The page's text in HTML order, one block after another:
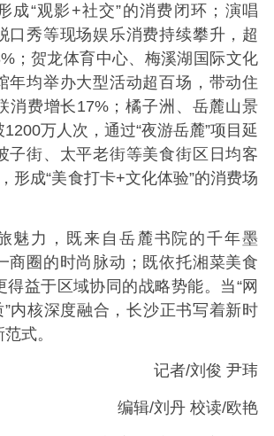
成“观影+社交”的消费闭环；演唱
口秀等现场娱乐消费持续攀升，超
；贺龙体育中心、梅溪湖国际文化
年均举办大型活动超百场，带动住
消费增长17%；橘子洲、岳麓山景
万人次，通过“夜游岳麓”项目延
子街、太平老街等美食街区日均客
形成“美食打卡+文化体验”的消费场
魅力，既来自岳麓书院的千年墨
商圈的时尚脉动；既依托湘菜美食
得益于区域协同的战略势能。当“网
”内核深度融合，长沙正书写着新时
式。
记者/刘俊 尹玮
编辑/刘丹 校读/欧艳